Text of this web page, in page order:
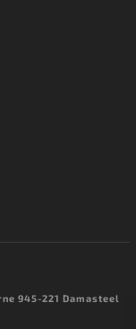
945-221 Damasteel